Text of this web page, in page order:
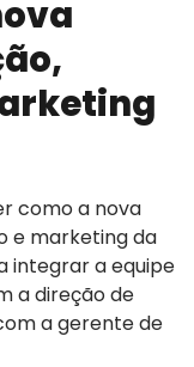
como a nova
e marketing da
integrar a equipe
a direção de
a gerente de